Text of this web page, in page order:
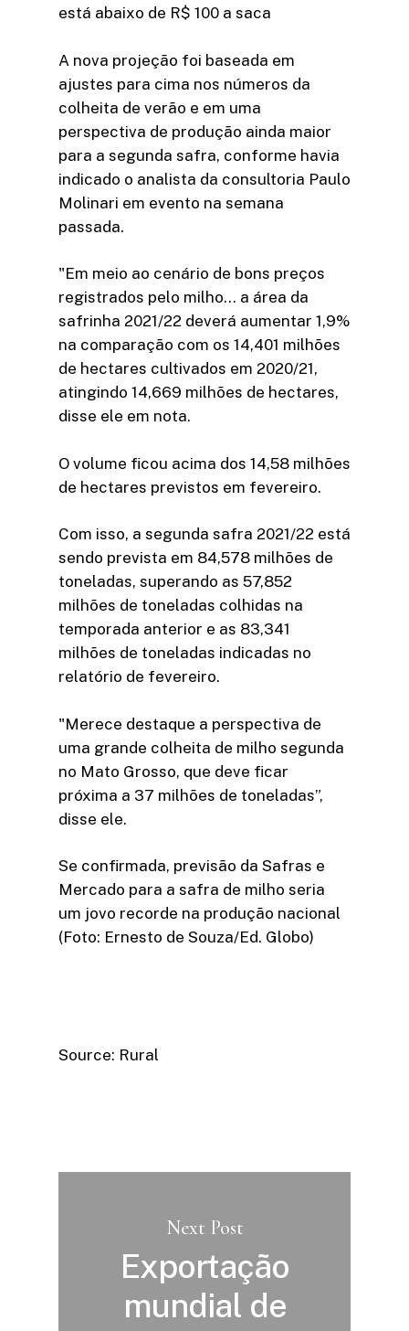
está abaixo de R$ 100 a saca
A nova projeção foi baseada em
ajustes para cima nos números da
colheita de verão e em uma
perspectiva de produção ainda maior
para a segunda safra, conforme havia
indicado o analista da consultoria Paulo
Molinari em evento na semana
passada.
"Em meio ao cenário de bons preços
registrados pelo milho… a área da
safrinha 2021/22 deverá aumentar 1,9%
na comparação com os 14,401 milhões
de hectares cultivados em 2020/21,
atingindo 14,669 milhões de hectares,
disse ele em nota.
O volume ficou acima dos 14,58 milhões
de hectares previstos em fevereiro.
Com isso, a segunda safra 2021/22 está
sendo prevista em 84,578 milhões de
toneladas, superando as 57,852
milhões de toneladas colhidas na
temporada anterior e as 83,341
milhões de toneladas indicadas no
relatório de fevereiro.
"Merece destaque a perspectiva de
uma grande colheita de milho segunda
no Mato Grosso, que deve ficar
próxima a 37 milhões de toneladas”,
disse ele.
Se confirmada, previsão da Safras e
Mercado para a safra de milho seria
um jovo recorde na produção nacional
(Foto: Ernesto de Souza/Ed. Globo)
Source: Rural
Next Post
Exportação
mundial de